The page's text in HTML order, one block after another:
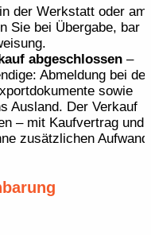
der Werkstatt oder am
Sie bei Übergabe, bar
abgeschlossen –
Abmeldung bei der
sowie
Ausland. Der Verkauf
– mit Kaufvertrag und
zusätzlichen Aufwand